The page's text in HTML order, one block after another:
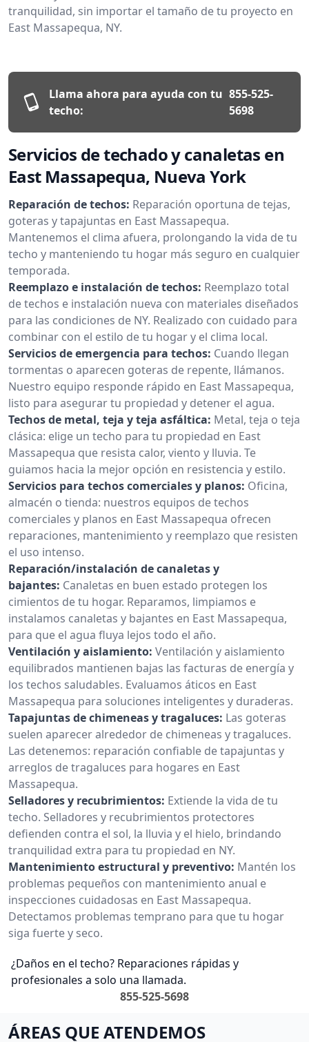
tranquilidad, sin importar el tamaño de tu proyecto en
East Massapequa, NY.
Llama ahora para ayuda con tu
techo:
855-525-
5698
Servicios de techado y canaletas en
East Massapequa, Nueva York
Reparación de techos: Reparación oportuna de tejas,
goteras y tapajuntas en East Massapequa.
Mantenemos el clima afuera, prolongando la vida de tu
techo y manteniendo tu hogar más seguro en cualquier
temporada.
Reemplazo e instalación de techos: Reemplazo total
de techos e instalación nueva con materiales diseñados
para las condiciones de NY. Realizado con cuidado para
combinar con el estilo de tu hogar y el clima local.
Servicios de emergencia para techos: Cuando llegan
tormentas o aparecen goteras de repente, llámanos.
Nuestro equipo responde rápido en East Massapequa,
listo para asegurar tu propiedad y detener el agua.
Techos de metal, teja y teja asfáltica: Metal, teja o teja
clásica: elige un techo para tu propiedad en East
Massapequa que resista calor, viento y lluvia. Te
guiamos hacia la mejor opción en resistencia y estilo.
Servicios para techos comerciales y planos: Oficina,
almacén o tienda: nuestros equipos de techos
comerciales y planos en East Massapequa ofrecen
reparaciones, mantenimiento y reemplazo que resisten
el uso intenso.
Reparación/instalación de canaletas y
bajantes: Canaletas en buen estado protegen los
cimientos de tu hogar. Reparamos, limpiamos e
instalamos canaletas y bajantes en East Massapequa,
para que el agua fluya lejos todo el año.
Ventilación y aislamiento: Ventilación y aislamiento
equilibrados mantienen bajas las facturas de energía y
los techos saludables. Evaluamos áticos en East
Massapequa para soluciones inteligentes y duraderas.
Tapajuntas de chimeneas y tragaluces: Las goteras
suelen aparecer alrededor de chimeneas y tragaluces.
Las detenemos: reparación confiable de tapajuntas y
arreglos de tragaluces para hogares en East
Massapequa.
Selladores y recubrimientos: Extiende la vida de tu
techo. Selladores y recubrimientos protectores
defienden contra el sol, la lluvia y el hielo, brindando
tranquilidad extra para tu propiedad en NY.
Mantenimiento estructural y preventivo: Mantén los
problemas pequeños con mantenimiento anual e
inspecciones cuidadosas en East Massapequa.
Detectamos problemas temprano para que tu hogar
siga fuerte y seco.
¿Daños en el techo? Reparaciones rápidas y
profesionales a solo una llamada.
855-525-5698
ÁREAS QUE ATENDEMOS